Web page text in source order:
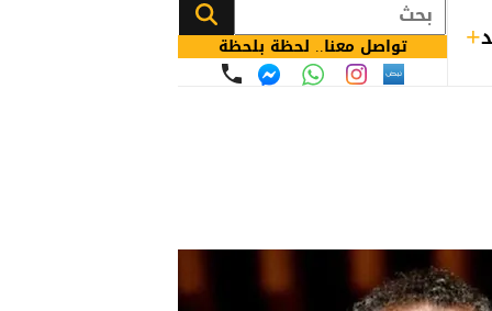
تواصل معنا.. لحظة بلحظة